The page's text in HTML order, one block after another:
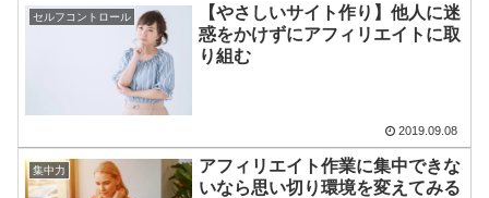
セルフコントロール
【やさしいサイト作り】他人に迷
惑をかけずにアフィリエイトに取
り組む
2019.09.08
集中力
アフィリエイト作業に集中できな
いなら思い切り環境を変えてみる